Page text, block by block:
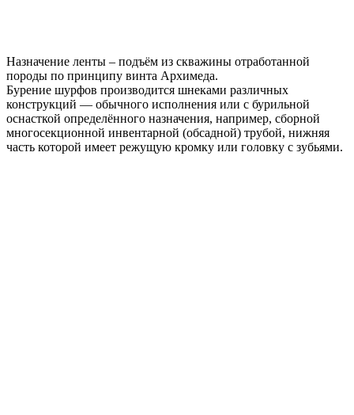
Назначение ленты – подъём из скважины отработанной
породы по принципу винта Архимеда.
Бурение шурфов производится шнеками различных
конструкций — обычного исполнения или с бурильной
оснасткой определённого назначения, например, сборной
многосекционной инвентарной (обсадной) трубой, нижняя
часть которой имеет режущую кромку или головку с зубьями.